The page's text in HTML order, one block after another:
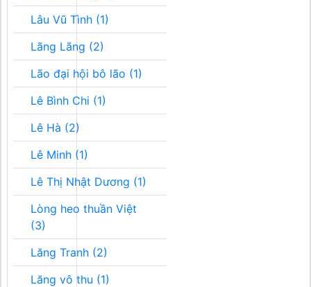
Lâu Vũ Tình (1)
Lãng Lãng (2)
Lão đại hội bô lão (1)
Lê Bình Chi (1)
Lê Hà (2)
Lê Minh (1)
Lê Thị Nhật Dương (1)
Lòng heo thuần Việt
(3)
Lăng Tranh (2)
Lăng vô thu (1)